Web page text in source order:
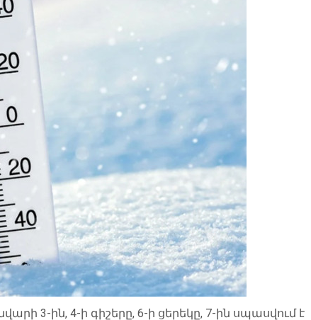
3-ին, 4-ի գիշերը, 6-ի ցերեկը, 7-ին սպասվում է